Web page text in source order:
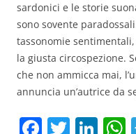
sardonici e le storie
sono sovente
tassonomie
la giusta circospezione.
che non ammicca mai,
annuncia un’autrice da